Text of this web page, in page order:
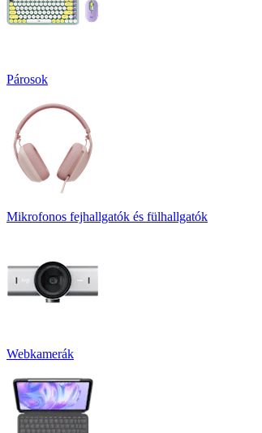
Párosok
Mikrofonos fejhallgatók és fülhallgatók
Webkamerák